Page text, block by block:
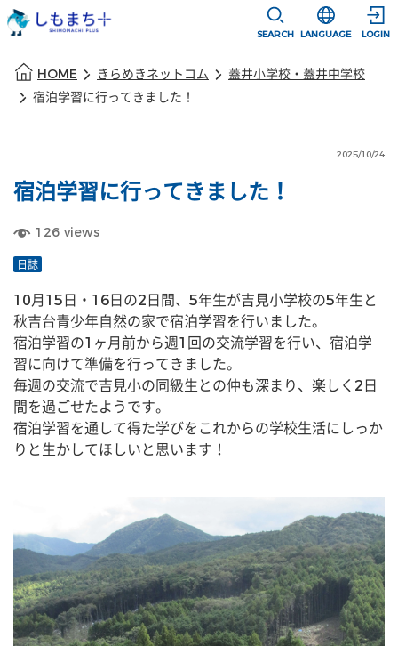
SEARCH
選択すると言
LANGUAGE LOGIN
HOME きらめきネットコム
蓋井小学校・蓋井中学校
宿泊学習に行ってきました！
2025/10/24
宿泊学習に行ってきました！
126 views
日誌
10月15日・16日の2日間、5年生が吉見小学校の5年生と
秋吉台青少年自然の家で宿泊学習を行いました。
宿泊学習の1ヶ月前から週1回の交流学習を行い、宿泊学
習に向けて準備を行ってきました。
毎週の交流で吉見小の同級生との仲も深まり、楽しく2日
間を過ごせたようです。
宿泊学習を通して得た学びをこれからの学校生活にしっか
りと生かしてほしいと思います！